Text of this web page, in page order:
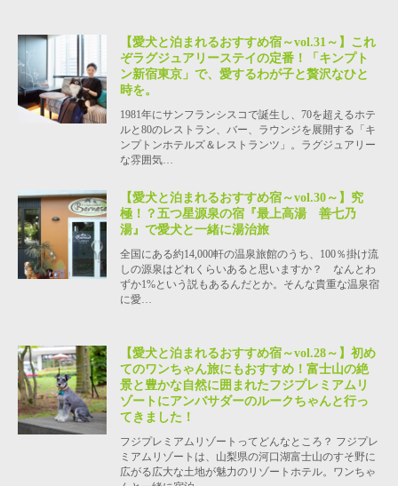
【愛犬と泊まれるおすすめ宿～vol.31～】これ
ぞラグジュアリーステイの定番！「キンプト
ン新宿東京」で、愛するわが子と贅沢なひと
時を。
1981年にサンフランシスコで誕生し、70を超えるホテ
ルと80のレストラン、バー、ラウンジを展開する「キ
ンプトンホテルズ＆レストランツ」。ラグジュアリー
な雰囲気…
【愛犬と泊まれるおすすめ宿～vol.30～】究
極！？五つ星源泉の宿『最上高湯 善七乃
湯』で愛犬と一緒に湯治旅
全国にある約14,000軒の温泉旅館のうち、100％掛け流
しの源泉はどれくらいあると思いますか？ なんとわ
ずか1%という説もあるんだとか。そんな貴重な温泉宿
に愛…
【愛犬と泊まれるおすすめ宿～vol.28～】初め
てのワンちゃん旅にもおすすめ！富士山の絶
景と豊かな自然に囲まれたフジプレミアムリ
ゾートにアンバサダーのルークちゃんと行っ
てきました！
フジプレミアムリゾートってどんなところ？ フジプレ
ミアムリゾートは、山梨県の河口湖富士山のすそ野に
広がる広大な土地が魅力のリゾートホテル。ワンちゃ